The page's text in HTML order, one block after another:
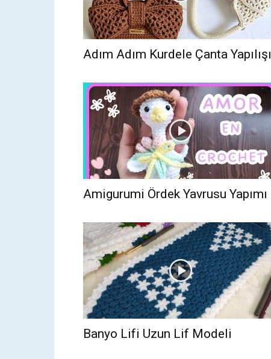
Adım Adım Kurdele Çanta Yapılışı
Amigurumi Ördek Yavrusu Yapımı
Banyo Lifi Uzun Lif Modeli